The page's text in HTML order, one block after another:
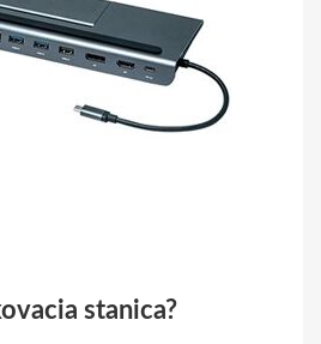
stanica?